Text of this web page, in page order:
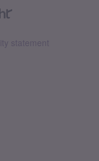
statement